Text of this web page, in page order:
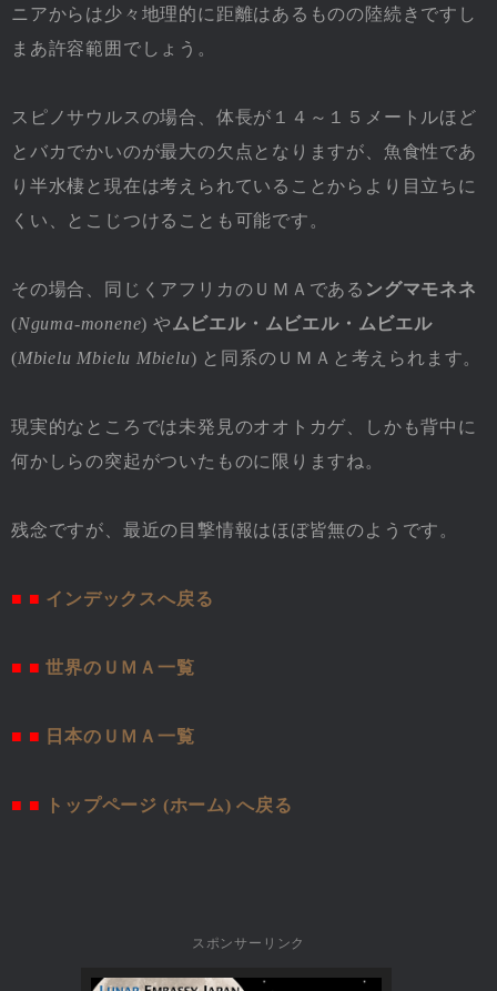
ニアからは少々地理的に距離はあるものの陸続きですし
まあ許容範囲でしょう。
スピノサウルスの場合、体長が１４～１５メートルほど
とバカでかいのが最大の欠点となりますが、魚食性であ
り半水棲と現在は考えられていることからより目立ちに
くい、とこじつけることも可能です。
その場合、同じくアフリカのＵＭＡである ングマモネネ
(Nguma-monene) やムビエル・ムビエル・ムビエル
(Mbielu Mbielu Mbielu) と同系のＵＭＡと考えられます。
現実的なところでは未発見のオオトカゲ、しかも背中に
何かしらの突起がついたものに限りますね。
残念ですが、最近の目撃情報はほぼ皆無のようです。
■ ■ インデックスへ戻る
■ ■ 世界のＵＭＡ一覧
■ ■ 日本のＵＭＡ一覧
■ ■ トップページ (ホーム) へ戻る
スポンサーリンク